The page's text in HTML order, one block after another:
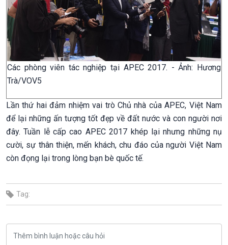
Các phòng viên tác nghiệp tại APEC 2017. - Ảnh: Hương
Trà/VOV5
Lần thứ hai đảm nhiệm vai trò Chủ nhà của APEC, Việt Nam
để lại những ấn tượng tốt đẹp về đất nước và con người nơi
đây. Tuần lễ cấp cao APEC 2017 khép lại nhưng những nụ
cười, sự thân thiện, mến khách, chu đáo của người Việt Nam
còn đọng lại trong lòng bạn bè quốc tế.
Tag: